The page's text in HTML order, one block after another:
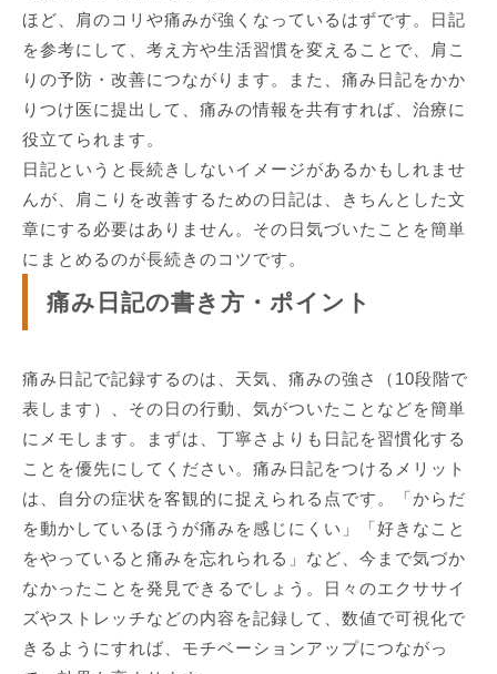
ほど、肩のコリや痛みが強くなっているはずです。日記
を参考にして、考え方や生活習慣を変えることで、肩こ
りの予防・改善につながります。また、痛み日記をかか
りつけ医に提出して、痛みの情報を共有すれば、治療に
役立てられます。
日記というと長続きしないイメージがあるかもしれませ
んが、肩こりを改善するための日記は、きちんとした文
章にする必要はありません。その日気づいたことを簡単
にまとめるのが長続きのコツです。
痛み日記の書き方・ポイント
痛み日記で記録するのは、天気、痛みの強さ（10段階で
表します）、その日の行動、気がついたことなどを簡単
にメモします。まずは、丁寧さよりも日記を習慣化する
ことを優先にしてください。痛み日記をつけるメリット
は、自分の症状を客観的に捉えられる点です。「からだ
を動かしているほうが痛みを感じにくい」「好きなこと
をやっていると痛みを忘れられる」など、今まで気づか
なかったことを発見できるでしょう。日々のエクササイ
ズやストレッチなどの内容を記録して、数値で可視化で
きるようにすれば、モチベーションアップにつながっ